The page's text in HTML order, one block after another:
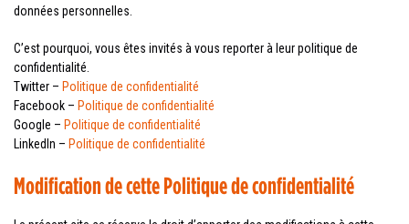
données personnelles.
C’est pourquoi, vous êtes invités à vous reporter à leur politique de
confidentialité.
Twitter – Politique de confidentialité
Facebook – Politique de confidentialité
Google – Politique de confidentialité
LinkedIn – Politique de confidentialité
Modification de cette Politique de confidentialité